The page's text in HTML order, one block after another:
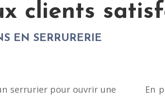
clients
EN SERRURERIE
serrurier pour ouvrir une
En